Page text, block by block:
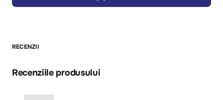
RECENZII
Recenziile produsului